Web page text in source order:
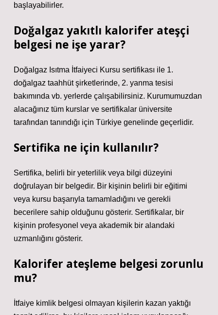
başlayabilirler.
Doğalgaz yakıtlı kalorifer ateşçi
belgesi ne işe yarar?
Doğalgaz Isıtma İtfaiyeci Kursu sertifikası ile 1.
doğalgaz taahhüt şirketlerinde, 2. yanma tesisi
bakımında vb. yerlerde çalışabilirsiniz. Kurumumuzdan
alacağınız tüm kurslar ve sertifikalar üniversite
tarafından tanındığı için Türkiye genelinde geçerlidir.
Sertifika ne için kullanılır?
Sertifika, belirli bir yeterlilik veya bilgi düzeyini
doğrulayan bir belgedir. Bir kişinin belirli bir eğitimi
veya kursu başarıyla tamamladığını ve gerekli
becerilere sahip olduğunu gösterir. Sertifikalar, bir
kişinin profesyonel veya akademik bir alandaki
uzmanlığını gösterir.
Kalorifer ateşleme belgesi zorunlu
mu?
İtfaiye kimlik belgesi olmayan kişilerin kazan yaktığı